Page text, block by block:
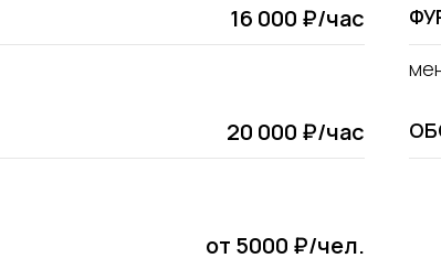
16 000 ₽/час
20 000 ₽/час
от 5000 ₽/чел.